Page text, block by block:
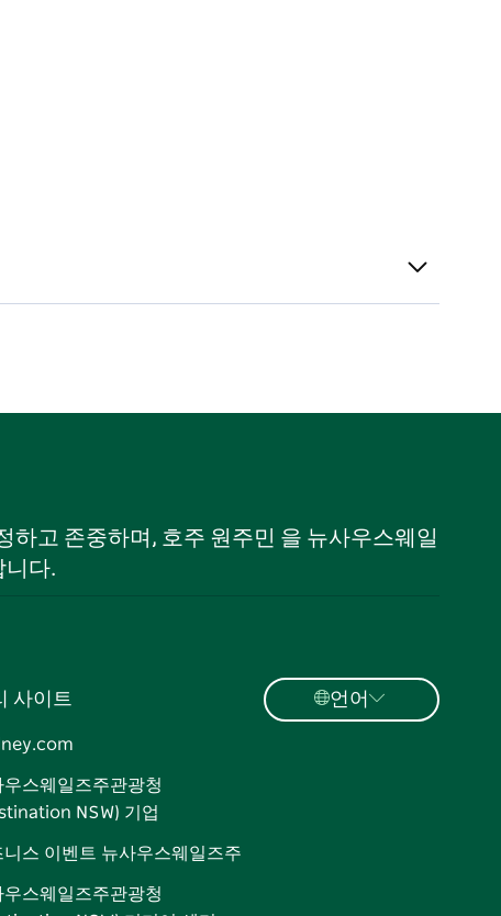
고 존중하며, 호주 원주민 을 뉴사우스웨일
니다.
사이트
우스웨일즈주관광청
NSW) 기업
니스 이벤트 뉴사우스웨일즈주
우스웨일즈주관광청
언어